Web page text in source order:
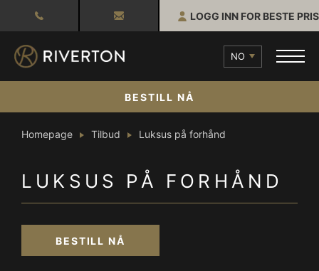
LOGG INN FOR BESTE PRIS
NO
BESTILL NÅ
Homepage Tilbud Luksus på forhånd
LUKSUS PÅ FORHÅND
BESTILL NÅ